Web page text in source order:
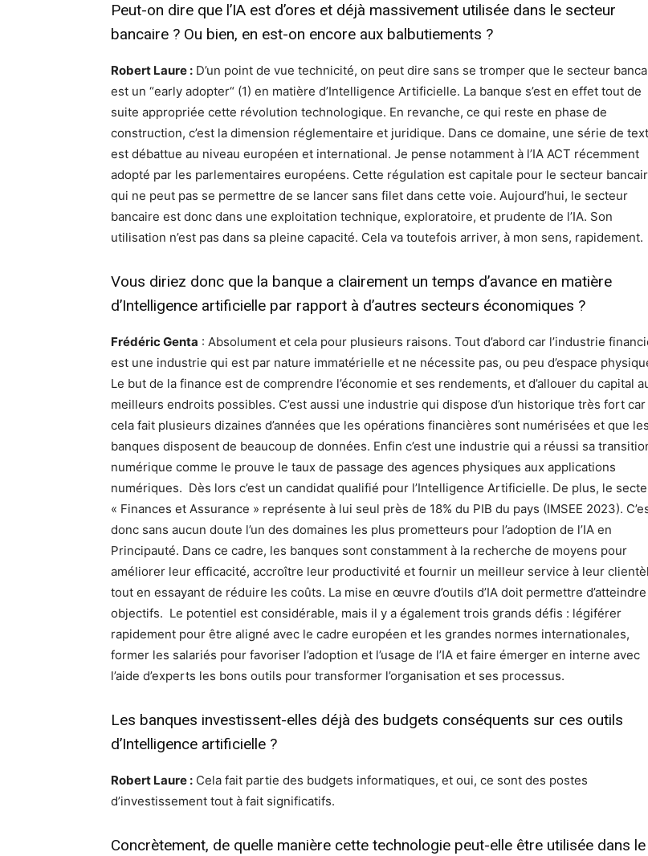
Peut-on dire que l’IA est d’ores et déjà massivement utilisée dans le secteur
bancaire ? Ou bien, en est-on encore aux balbutiements ?
Robert Laure : D’un point de vue technicité, on peut dire sans se tromper que le secteur
est un “early adopter“ (1) en matière d’Intelligence Artificielle. La banque s’est en effet tout de
suite appropriée cette révolution technologique. En revanche, ce qui reste en phase de
construction, c’est la dimension réglementaire et juridique. Dans ce domaine, une série de
est débattue au niveau européen et international. Je pense notamment à l’IA ACT récemment
adopté par les parlementaires européens. Cette régulation est capitale pour le secteur
qui ne peut pas se permettre de se lancer sans filet dans cette voie. Aujourd’hui, le secteur
bancaire est donc dans une exploitation technique, exploratoire, et prudente de l’IA. Son
utilisation n’est pas dans sa pleine capacité. Cela va toutefois arriver, à mon sens, rapidement.
Vous diriez donc que la banque a clairement un temps d’avance en matière
d’Intelligence artificielle par rapport à d’autres secteurs économiques ?
Frédéric Genta : Absolument et cela pour plusieurs raisons. Tout d’abord car l’industrie
est une industrie qui est par nature immatérielle et ne nécessite pas, ou peu d’espace
Le but de la finance est de comprendre l’économie et ses rendements, et d’allouer du capital
meilleurs endroits possibles. C’est aussi une industrie qui dispose d’un historique très fort car
cela fait plusieurs dizaines d’années que les opérations financières sont numérisées et que les
banques disposent de beaucoup de données. Enfin c’est une industrie qui a réussi sa
numérique comme le prouve le taux de passage des agences physiques aux applications
numériques. Dès lors c’est un candidat qualifié pour l’Intelligence Artificielle. De plus, le
« Finances et Assurance » représente à lui seul près de 18% du PIB du pays (IMSEE 2023).
donc sans aucun doute l’un des domaines les plus prometteurs pour l’adoption de l’IA en
Principauté. Dans ce cadre, les banques sont constamment à la recherche de moyens pour
améliorer leur efficacité, accroître leur productivité et fournir un meilleur service à leur
tout en essayant de réduire les coûts. La mise en œuvre d’outils d’IA doit permettre
objectifs. Le potentiel est considérable, mais il y a également trois grands défis : légiférer
rapidement pour être aligné avec le cadre européen et les grandes normes internationales,
former les salariés pour favoriser l’adoption et l’usage de l’IA et faire émerger en interne avec
l’aide d’experts les bons outils pour transformer l’organisation et ses processus.
Les banques investissent-elles déjà des budgets conséquents sur ces outils
d’Intelligence artificielle ?
Robert Laure : Cela fait partie des budgets informatiques, et oui, ce sont des postes
d’investissement tout à fait significatifs.
Concrètement, de quelle manière cette technologie peut-elle être utilisée dans le